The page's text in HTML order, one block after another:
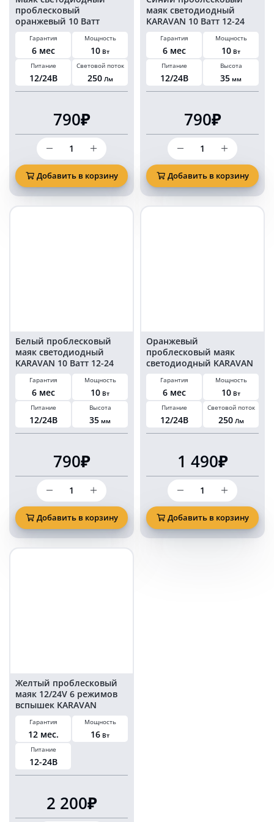
проблесковый
оранжевый 10 Ватт
KARAVAN 12/24 Вольт на
болтах комплект 2 шт
Гарантия
6 мес
Мощность
10 Вт
Питание
12/24В
Световой поток
250 Лм
790₽
Количество
товара
Маяк
светодиодный
проблесковый
оранжевый
10
Добавить в корзину
маяк светодиодный
KARAVAN 10 Ватт 12-24
Вольт на болтах
комплект 2 шт
Гарантия
6 мес
Мощность
10 Вт
Питание
12/24В
Высота
35 мм
790₽
Количество
товара
Синий
проблесковый
маяк
светодиодный
KARAVAN
Добавить в корзину
Белый проблесковый
маяк светодиодный
KARAVAN 10 Ватт 12-24
Вольт на болтах
комплект 2 шт
Гарантия
6 мес
Мощность
10 Вт
Питание
12/24В
Высота
35 мм
790₽
Количество
товара
Белый
проблесковый
маяк
светодиодный
KARAVAN
Добавить в корзину
Оранжевый
проблесковый маяк
светодиодный KARAVAN
10 Ватт 12-24 Вольт на
болтах комплект 2 шт
Гарантия
6 мес
Мощность
10 Вт
Питание
12/24В
Световой поток
250 Лм
1 490₽
Количество
товара
Оранжевый
проблесковый
маяк
светодиодный
Добавить в корзину
Желтый проблесковый
маяк 12/24V 6 режимов
вспышек KARAVAN
PM1728
Гарантия
12 мес.
Мощность
16 Вт
Питание
12-24В
2 200₽